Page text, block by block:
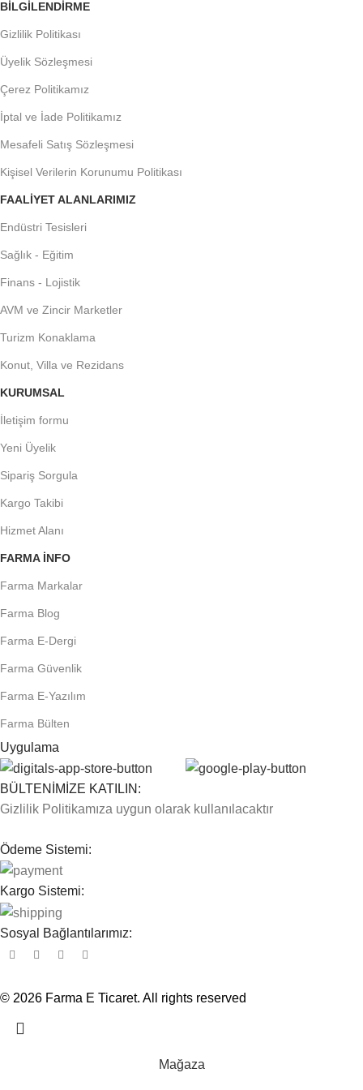
BILGILENDIRME
Gizlilik Politikası
Üyelik Sözleşmesi
Çerez Politikamız
İptal ve İade Politikamız
Mesafeli Satış Sözleşmesi
Kişisel Verilerin Korunumu Politikası
FAALIYET ALANLARIMIZ
Endüstri Tesisleri
Sağlık - Eğitim
Finans - Lojistik
AVM ve Zincir Marketler
Turizm Konaklama
Konut, Villa ve Rezidans
KURUMSAL
İletişim formu
Yeni Üyelik
Sipariş Sorgula
Kargo Takibi
Hizmet Alanı
FARMA INFO
Farma Markalar
Farma Blog
Farma E-Dergi
Farma Güvenlik
Farma E-Yazılım
Farma Bülten
Uygulama
BÜLTENİMİZE KATILIN:
Gizlilik Politikamıza uygun olarak kullanılacaktır
Ödeme Sistemi:
Kargo Sistemi:
Sosyal Bağlantılarımız:
© 2026 Farma E Ticaret. All rights reserved
Mağaza